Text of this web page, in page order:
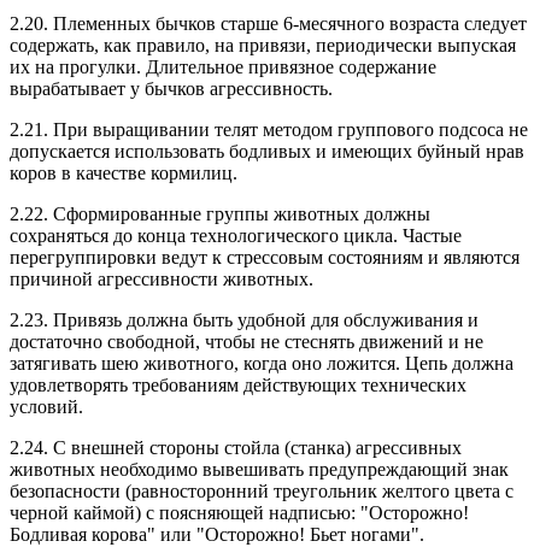
2.20. Племенных бычков старше 6-месячного возраста следует
содержать, как правило, на привязи, периодически выпуская
их на прогулки. Длительное привязное содержание
вырабатывает у бычков агрессивность.
2.21. При выращивании телят методом группового подсоса не
допускается использовать бодливых и имеющих буйный нрав
коров в качестве кормилиц.
2.22. Сформированные группы животных должны
сохраняться до конца технологического цикла. Частые
перегруппировки ведут к стрессовым состояниям и являются
причиной агрессивности животных.
2.23. Привязь должна быть удобной для обслуживания и
достаточно свободной, чтобы не стеснять движений и не
затягивать шею животного, когда оно ложится. Цепь должна
удовлетворять требованиям действующих технических
условий.
2.24. С внешней стороны стойла (станка) агрессивных
животных необходимо вывешивать предупреждающий знак
безопасности (равносторонний треугольник желтого цвета с
черной каймой) с поясняющей надписью: "Осторожно!
Бодливая корова" или "Осторожно! Бьет ногами".